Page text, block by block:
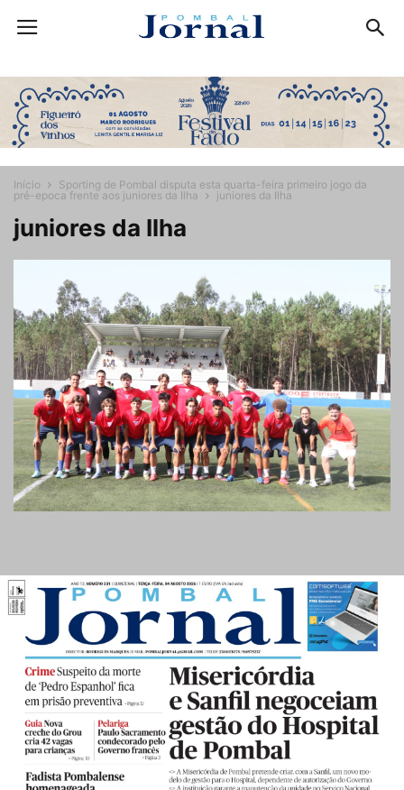
Início
Sporting de Pombal disputa esta quarta-feira primeiro jogo da
pré-epoca frente aos juniores da Ilha
juniores da Ilha
juniores da Ilha